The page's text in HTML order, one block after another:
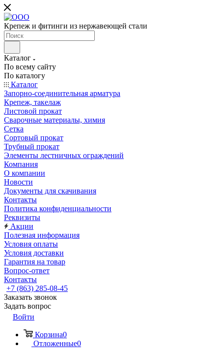
Крепеж и фитинги из нержавеющей стали
Каталог
По всему сайту
По каталогу
Каталог
Запорно-соединительная арматура
Крепеж, такелаж
Листовой прокат
Сварочные материалы, химия
Сетка
Сортовый прокат
Трубный прокат
Элементы лестничных ограждений
Компания
О компании
Новости
Документы для скачивания
Контакты
Политика конфиденциальности
Реквизиты
Акции
Полезная информация
Условия оплаты
Условия доставки
Гарантия на товар
Вопрос-ответ
Контакты
+7 (863) 285-08-45
Заказать звонок
Задать вопрос
Войти
Корзина0
Отложенные0